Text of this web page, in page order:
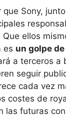
Sony,
ellos
es un golpe
a terceros a
seguir
cada vez
costes de
las futuras